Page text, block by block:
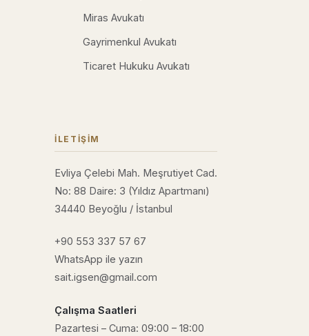
Miras Avukatı
Gayrimenkul Avukatı
Ticaret Hukuku Avukatı
İLETIŞIM
Evliya Çelebi Mah. Meşrutiyet Cad.
No: 88 Daire: 3 (Yıldız Apartmanı)
34440 Beyoğlu / İstanbul
+90 553 337 57 67
WhatsApp ile yazın
sait.igsen@gmail.com
Çalışma Saatleri
Pazartesi – Cuma: 09:00 – 18:00